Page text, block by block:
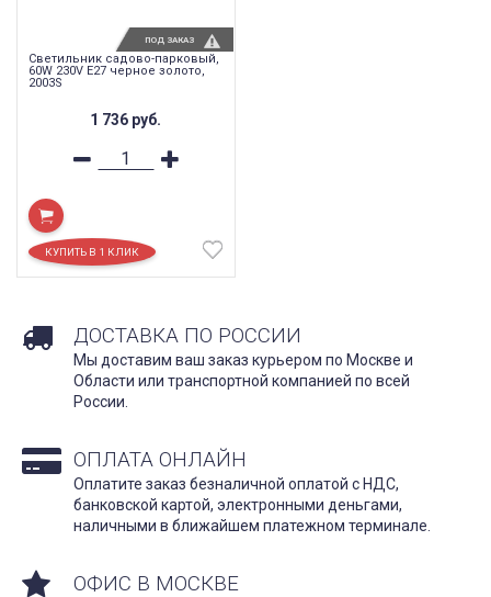
Светильник садово-парковый,
60W 230V E27 черное золото,
2003S
1 736 руб.
ПОД ЗАКАЗ
ДОСТАВКА ПО РОССИИ
Мы доставим ваш заказ курьером по Москве и
Области или транспортной компанией по всей
России.
ОПЛАТА ОНЛАЙН
Оплатите заказ безналичной оплатой с НДС,
банковской картой, электронными деньгами,
наличными в ближайшем платежном терминале.
ОФИС В МОСКВЕ